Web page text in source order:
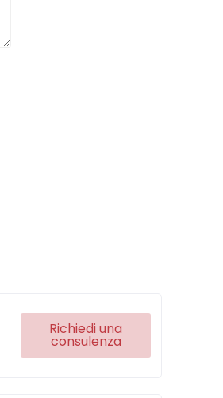
Richiedi una
consulenza